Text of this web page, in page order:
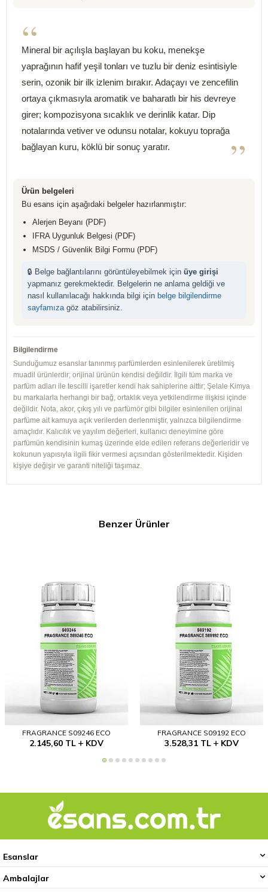
“
Mineral bir açılışla başlayan bu koku, menekşe
yaprağının hafif yeşil tonları ve tuzlu bir deniz esintisiyle
serin, ozonik bir ilk izlenim bırakır. Adaçayı ve zencefilin
ortaya çıkmasıyla aromatik ve baharatlı bir his devreye
girer; kompozisyona sıcaklık ve derinlik katar. Dip
notalarında vetiver ve odunsu notalar, kokuyu toprağa
bağlayan kuru, köklü bir sonuç yaratır.
”
Ürün belgeleri
Bu esans için aşağıdaki belgeler hazırlanmıştır:
Alerjen Beyanı (PDF)
IFRA Uygunluk Belgesi (PDF)
MSDS / Güvenlik Bilgi Formu (PDF)
🔒 Belge bağlantılarını görüntüleyebilmek için üye girişi
yapmanız gerekmektedir. Belgelerin ne anlama geldiği ve
nasıl kullanılacağı hakkında bilgi için belge bilgilendirme
sayfamıza göz atabilirsiniz.
Bilgilendirme
Sunduğumuz esanslar tanınmış parfümlerden esinlenilerek üretilmiş
muadil ürünlerdir; orijinal ürünün kendisi değildir. İlgili tüm marka ve
parfüm adları ile tescilli işaretler kendi hak sahiplerine aittir; Şelale Kimya
bu markalarla herhangi bir bağ, ortaklık veya yetkilendirme ilişkisi içinde
değildir. Nota, akor, çıkış yılı ve parfümör gibi bilgiler esinlenilen orijinal
parfüme ait kamuya açık verilerden derlenmiştir, yalnızca bilgilendirme
amaçlıdır. Kalıcılık ve yayılım değerleri, kullanıcı deneyimine göre
parfümün kendisinin kumaş üzerinde elde edilen referans değerleridir ve
kokunun yapısıyla ilgili fikir vermesi açısından gösterilmektedir. Kişiden
kişiye değişir ve garanti niteliği taşımaz.
Benzer Ürünler
FRAGRANCE S09246 ECO
2.145,60TL KDV
FRAGRANCE S09192 ECO
3.528,31 TL KDV
Esanslar
Ambalajlar